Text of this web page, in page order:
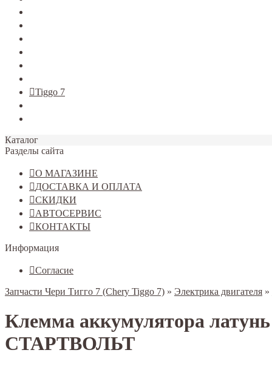
Tiggo 7
Каталог
Разделы сайта
О МАГАЗИНЕ
ДОСТАВКА И ОПЛАТА
СКИДКИ
АВТОСЕРВИС
КОНТАКТЫ
Информация
Согласие
Запчасти Чери Тигго 7 (Chery Tiggo 7) » Электрика двигателя »
Клемма аккумулятора
СТАРТВОЛЬТ